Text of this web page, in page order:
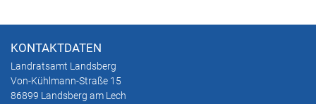
KONTAKTDATEN
Landratsamt Landsberg
Von-Kühlmann-Straße 15
86899 Landsberg am Lech